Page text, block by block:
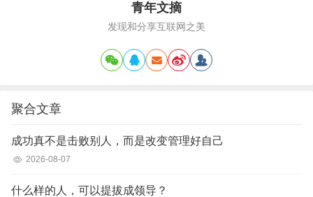
青年文摘
发现和分享互联网之美
聚合文章
成功真不是击败别人，而是改变管理好自己
2026-08-07
什么样的人，可以提拔成领导？